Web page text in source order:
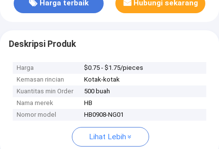
Harga terbaik Hubungi sekarang
Deskripsi Produk
Harga
$0.75 - $1.75/pieces
Kemasan rincian
Kotak-kotak
Kuantitas min Order
500 buah
Nama merek
HB
Nomor model
HB0908-NG01
Lihat Lebih